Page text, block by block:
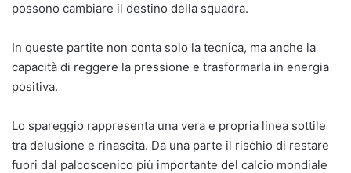
possono cambiare il destino della squadra.
In queste partite non conta solo la tecnica, ma anche la
capacità di reggere la pressione e trasformarla in energia
positiva.
Lo spareggio rappresenta una vera e propria linea sottile
tra delusione e rinascita. Da una parte il rischio di restare
fuori dal palcoscenico più importante del calcio mondiale